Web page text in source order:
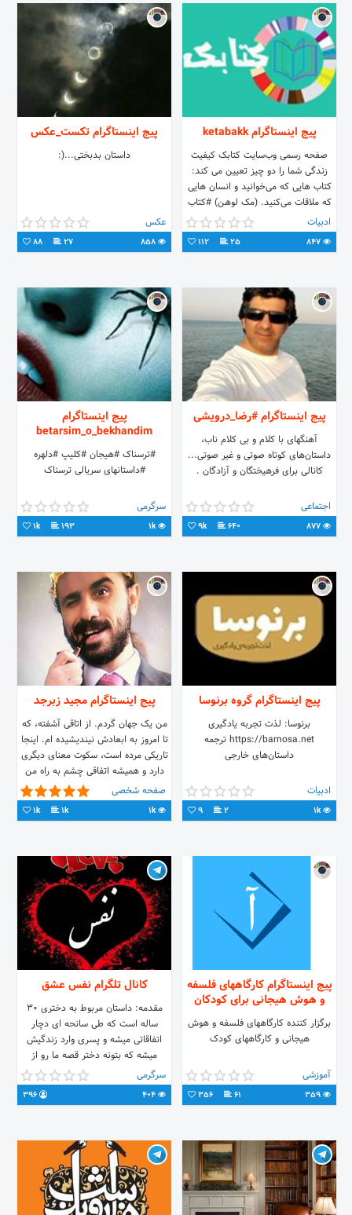
پیج اینستاگرام ketabakk
صفحه رسمی وب‌سایت کتابک کیفیت
زندگی شما را دو چیز تعیین می کند:
کتاب هایی که می‌خوانید و انسان هایی
که ملاقات می‌کنید. (مک لوهن) #کتاب
#کتاب_خوب
ادبیات
25
112
پیج اینستاگرام تکست_عکس
داستان بدبختی...(:
عکس
27
88
پیج اینستاگرام #رضا_درویشی
آهنگهای با کلام و بی کلام ناب،
داستان‌های کوتاه صوتی و غیر صوتی...
کانالی برای فرهیختگان و آزادگان .
اجتماعی
640
9k
پیج اینستاگرام
betarsim_o_bekhandim
#ترسناک #هیجان #کلیپ #دلهره
#داستانهای سریالی ترسناک
سرگرمی
1k
193
1k
پیج اینستاگرام گروه برنوسا
برنوسا: لذت تجربه یادگیری
https://barnosa.net ترجمه
داستان‌های خارجی
ادبیات
1k
2
9
پیج اینستاگرام مجید زبرجد
من یک جهان گردم. از اتاقی آشفته، که
تا امروز به ابعادش نیندیشیده ام. اینجا
تاریکی مرده است، سکوت معنای دیگری
دارد و همیشه اتفاقی چشم به راه من
است.
صفحه شخصی
1k
1k
1k
پیج اینستاگرام کارگاههای فلسفه
و هوش هیجانی برای کودکان
برگزار کننده کارگاههای فلسفه و هوش
هیجانی و کارگاههای کودک
آموزشی
61
356
کانال تلگرام نفس عشق
مقدمه: داستان مربوط به دختری ۳۰
ساله است که طی سانحه ای دچار
اتفاقاتی میشه و پسری وارد زندگیش
میشه که بتونه دختر قصه ما رو از
بحران خارج کنه که در این حین ..... .
نویسنده:پانیذ شروع مجدد رمانی که در
سال 2018 نوشتم و قسمت دومش در
سرگرمی